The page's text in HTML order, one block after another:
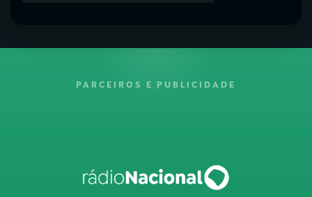
PARCEIROS E PUBLICIDADE